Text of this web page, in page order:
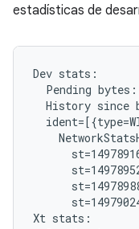
estadísticas de
Dev stats:
Pending
History since
Xt stats: